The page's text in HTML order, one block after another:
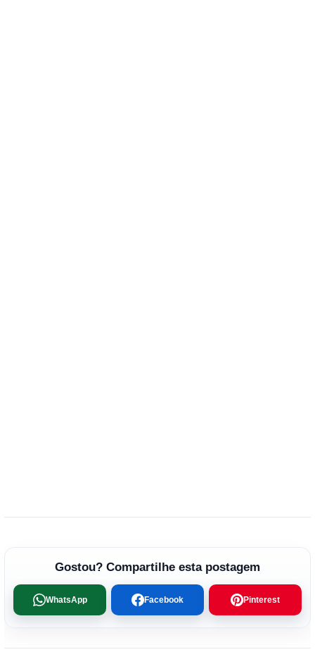
Gostou? Compartilhe esta postagem
WhatsApp Facebook Pinterest